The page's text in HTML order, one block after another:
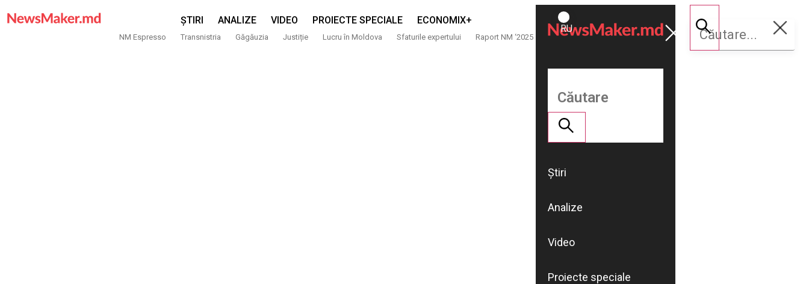
ȘTIRI ANALIZE VIDEO PROIECTE SPECIALE ECONOMIX+
NM Espresso Transnistria Găgăuzia Justiție Lucru în Moldova Sfaturile expertului Raport NM ‘2025
ROMÂNĂ
RU
Susține
NM
Știri
Analize
Video
Proiecte speciale